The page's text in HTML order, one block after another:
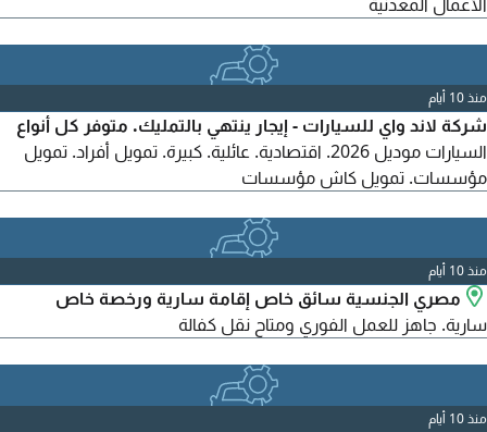
منذ 10 أيام
شركة لاند واي للسيارات - إيجار ينتهي بالتمليك. متوفر كل أنواع
السيارات موديل 2026. اقتصادية. عائلية. كبيرة. تمويل أفراد. تمويل
مؤسسات. تمويل كاش مؤسسات
منذ 10 أيام
مصري الجنسية سائق خاص إقامة سارية ورخصة خاص
سارية. جاهز للعمل الفوري ومتاح نقل كفالة
منذ 10 أيام